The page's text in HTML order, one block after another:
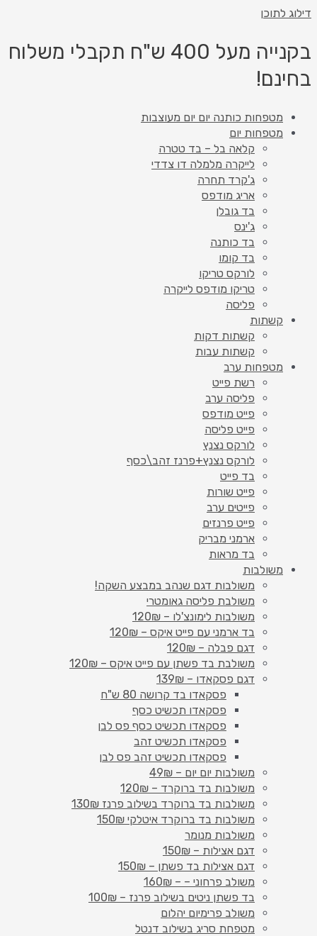
דילוג לתוכן
בקנייה מעל 400 ש"ח תקבלי משלוח
בחינם!
מטפחות כותנה יום יום מעוצבות
מטפחות יום
קלאה בל – בד טטרה
לייקרה מלמלה דו צדדי
ג'קרד תחרה
אריג מודפס
בד גובלן
ג'ינס
בד כותנה
בד קומו
לורקס טריקו
טריקו מודפס לייקרה
פליסה
קשתות
קשתות דקות
קשתות עבות
מטפחות ערב
רשת פייט
פליסה ערב
פייט מודפס
פייט פליסה
לורקס נצנץ
לורקס נצנץ+פרנז זהב\כסף
בד פייט
פייט שורות
פייטים ערב
פייט פרנזים
ארמני מבריק
בד מראות
משולבות
משולבות דגם שנהב במבצע השקה!
משולבת פליסה גאומטרי
משולבות לימונצ'לו – 120₪
בד ארמני עם פייט איקס – 120₪
דגם פבלה – 120₪
משולבת בד פשתן עם פייט איקס – 120₪
דגם פסקאדו – 139₪
פסקאדו בד קרושה 80 ש"ח
פסקאדו תכשיט כסף
פסקאדו תכשיט כסף פס לבן
פסקאדו תכשיט זהב
פסקאדו תכשיט זהב פס לבן
משולבות יום יום – 49₪
משולבות בד ברוקרד – 120₪
משולבות בד ברוקרד בשילוב פרנז 130₪
משולבות בד ברוקרד איטלקי 150₪
משולבות מנומר
דגם אצילות – 150₪
דגם אצילות בד פשתן – 150₪
משולב פרחוני – – 160₪
בד פשתן ניטים בשילוב פרנז – 100₪
משולב פרימיום יהלום
מטפחת סריג בשילוב דנטל